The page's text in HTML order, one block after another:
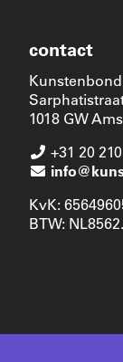
contact
Kunstenbond
1018 GW
+31 20
KvK:
BTW: